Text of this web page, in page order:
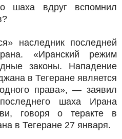
шаха вдруг вспомнил
наследник последней
«Иранский режим
законы. Нападение
в Тегеране является
права», — заявил
шаха Ирана
говоря о теракте в
в Тегеране 27 января.